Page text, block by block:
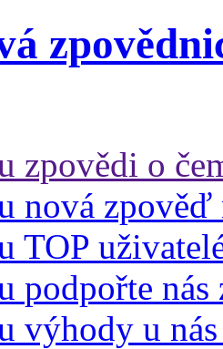
zpovědi o
nová zpověď
TOP
podpořte nás
výhody u nás